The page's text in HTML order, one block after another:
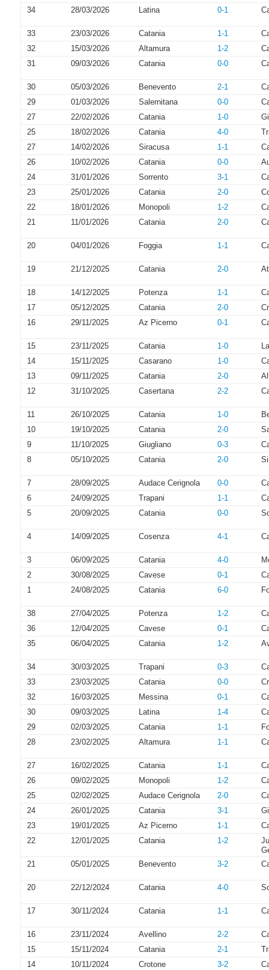
34
28/03/2026 Latina 0-1
33 23/03/2026 Catania 1-1
32
15/03/2026 Altamura 1-2
31
09/03/2026 Catania 0-0
30 05/03/2026 Benevento 2-1
29
01/03/2026 Salernitana 0-0
27
22/02/2026 Catania 1-0
25
18/02/2026 Catania 4-0
27
14/02/2026 Siracusa 1-1
26
10/02/2026 Catania 0-0
24
31/01/2026 Sorrento 3-1
23
25/01/2026 Catania 2-0
22
18/01/2026 Monopoli 1-2
21
11/01/2026 Catania 2-0
20 04/01/2026 Foggia 1-1
19 21/12/2025 Catania 2-0
18 14/12/2025 Potenza 1-1
17
05/12/2025 Catania 2-0
16
29/11/2025 Az Picerno 0-1
15 23/11/2025 Catania 1-0
14
15/11/2025 Casarano 1-0
13
09/11/2025 Catania 2-0
12
31/10/2025 Casertana 2-2
11 26/10/2025 Catania 1-0
10
19/10/2025 Catania 2-0
9
11/10/2025 Giugliano 0-3
8
05/10/2025 Catania 2-0
7 28/09/2025 Audace Cerignola 0-0
6
24/09/2025 Trapani 1-1
5
20/09/2025 Catania 0-0
4 14/09/2025 Cosenza 4-1
3 06/09/2025 Catania 4-0
2
30/08/2025 Cavese 0-1
1
24/08/2025 Catania 6-0
38 27/04/2025 Potenza 1-2
36
12/04/2025 Cavese 0-1
35
06/04/2025 Catania 1-2
34 30/03/2025 Trapani 0-3
33
23/03/2025 Catania 0-0
32
16/03/2025 Messina 0-1
30
09/03/2025 Latina 1-4
29
02/03/2025 Catania 1-1
28
23/02/2025 Altamura 1-1
27 16/02/2025 Catania 1-1
26
09/02/2025 Monopoli 1-2
25
02/02/2025 Audace Cerignola 2-0
24
26/01/2025 Catania 3-1
23
19/01/2025 Az Picerno 1-1
22
12/01/2025 Catania 1-2
21
05/01/2025 Benevento 3-2
20 22/12/2024 Catania 4-0
17 30/11/2024 Catania 1-1
16 23/11/2024 Avellino 2-2
15
15/11/2024 Catania 2-1
14
10/11/2024 Crotone 3-2